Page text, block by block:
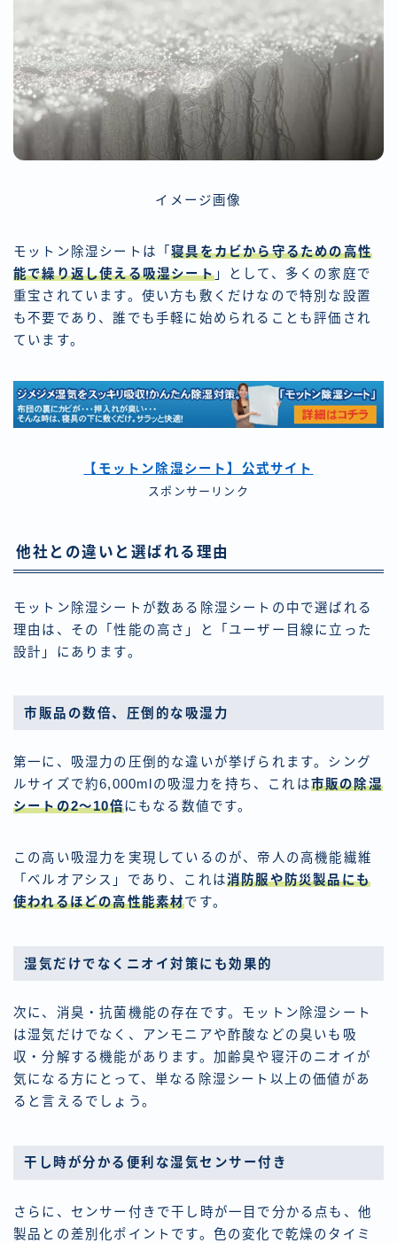
イメージ画像
モットン除湿シートは「寝具をカビから守るための高性
能で繰り返し使える吸湿シート」として、多くの家庭で
重宝されています。使い方も敷くだけなので特別な設置
も不要であり、誰でも手軽に始められることも評価され
ています。
【モットン除湿シート】公式サイト
スポンサーリンク
他社との違いと選ばれる理由
モットン除湿シートが数ある除湿シートの中で選ばれる
理由は、その「性能の高さ」と「ユーザー目線に立った
設計」にあります。
市販品の数倍、圧倒的な吸湿力
第一に、吸湿力の圧倒的な違いが挙げられます。シング
ルサイズで約6,000mlの吸湿力を持ち、これは市販の除湿
シートの2〜10倍にもなる数値です。
この高い吸湿力を実現しているのが、帝人の高機能繊維
「ベルオアシス」であり、これは消防服や防災製品にも
使われるほどの高性能素材です。
湿気だけでなくニオイ対策にも効果的
次に、消臭・抗菌機能の存在です。モットン除湿シート
は湿気だけでなく、アンモニアや酢酸などの臭いも吸
収・分解する機能があります。加齢臭や寝汗のニオイが
気になる方にとって、単なる除湿シート以上の価値があ
ると言えるでしょう。
干し時が分かる便利な湿気センサー付き
さらに、センサー付きで干し時が一目で分かる点も、他
製品との差別化ポイントです。色の変化で乾燥のタイミ